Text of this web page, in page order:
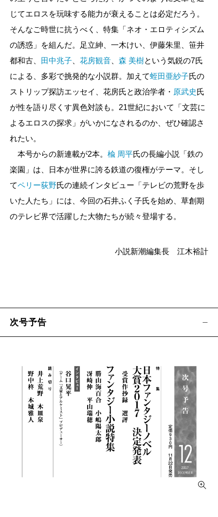
ておきたい、あのことこのこと
【特選読み切り小説】
◆木皿 泉／ユレル（前編）
――極秘任務の決行日に起きた大地震。約束は果
たせるか、それとも
◆小松エメル／知らない声 銀座ともしび探偵社
【連載第二回】
◆乙川優三郎／二十五年後の読書
◆高田崇史／姫神の葬祭 ―天照大神暗殺―
◆高野秀行 ／謎の未確認納豆を追え！
【 小説新潮作家名鑑】
――ビルの狭間に息づく銀座の伝統に触れ、自然
〈あのとき聞いた音楽〉 畑 主税
◆本の森――新刊文芸書から、選りすぐりを紹介
〈歴史・時代〉 田口幹人／〈SF・ファンタジー〉
石井千湖
／〈恋愛・青春〉 高頭佐和子
【好評連載小説】
あさのあつこ／ハリネズミは月を見上げる
／清く貧しく美しく
じてエロスを玩味する能力が衰えることは必定だろう。
そんなご時世に抗うべく、特集「ネオ・エロティシズム
の誘惑」を組んだ。足立紳、一木けい、伊藤朱里、笹井
都和古、
田中兆子、 花房観音、 森 美樹という気鋭の7氏
による、多彩で挑発的な小説群。加えて蛭田亜紗子氏の
ストリップ探訪エッセイ、花房氏と政治学者・ 原武史氏
が性を語り尽くす異色対談も。21世紀において「文芸に
よるエロスの探求」がいかになされるのか、ぜひ確認さ
れたい。
本号からの新連載が2本。 楡 周平氏の長編小説「鉄の
楽園」は、日本が世界に誇る鉄道の復権がテーマ。そし
てペリー荻野氏の連続インタビュー「テレビの荒野を歩
いた人たち」には、今回の石井ふく子氏を始め、草創期
のテレビ界で活躍した大物たちが続々登場する。
小説新潮編集長 江木裕計
次号予告